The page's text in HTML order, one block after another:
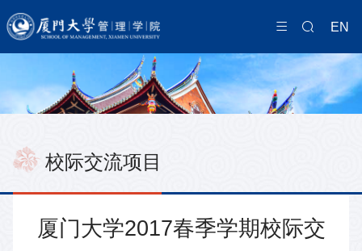
EN
校际交流项目
厦门大学2017春季学期校际交